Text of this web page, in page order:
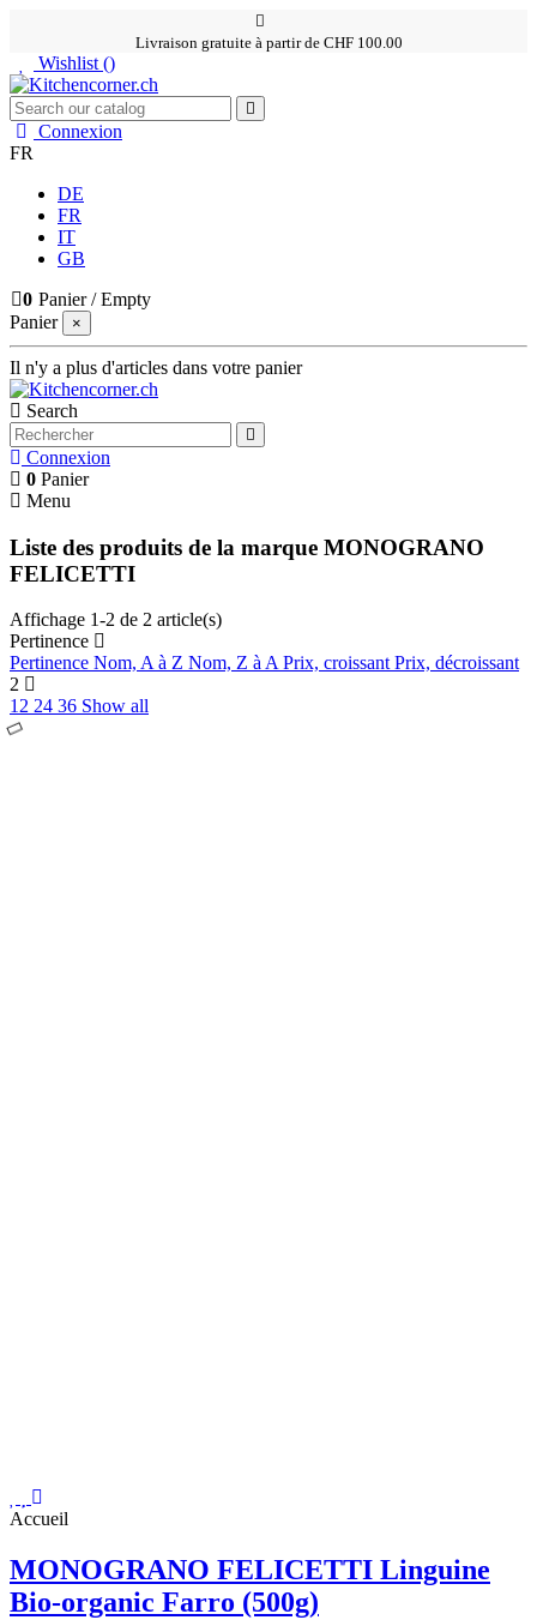
Livraison gratuite à partir de CHF 100.00
Wishlist ()
Connexion
FR
DE
FR
IT
GB
0 Panier /Empty
Panier
×
Il n'y a plus d'articles dans votre panier
Search
Connexion
0 Panier
Menu
Liste des produits de la marque MONOGRANO
FELICETTI
Affichage 1-2 de 2 article(s)
Pertinence
Pertinence Nom, A à Z Nom, Z à APrix, croissantPrix, décroissant
2
12 24 36 Show all
Accueil
MONOGRANO FELICETTI Linguine
Bio-organic Farro (500g)